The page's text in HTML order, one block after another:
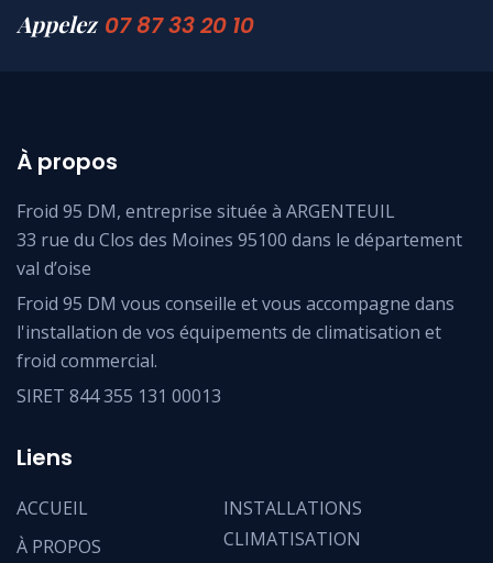
Appelez 07 87 33 20 10
À propos
Froid 95 DM, entreprise située à ARGENTEUIL
33 rue du Clos des Moines 95100 dans le département
val d’oise
Froid 95 DM vous conseille et vous accompagne dans
l'installation de vos équipements de climatisation et
froid commercial.
SIRET 844 355 131 00013
Liens
ACCUEIL
À PROPOS
INSTALLATIONS
CLIMATISATION